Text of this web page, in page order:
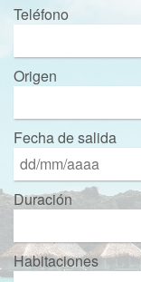
Teléfono
Origen
Fecha de salida
Duración
Habitaciones